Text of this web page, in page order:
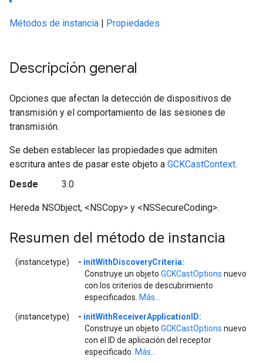
Métodos de instancia | Propiedades
Descripción general
Opciones que afectan la detección de dispositivos de
transmisión y el comportamiento de las sesiones de
transmisión.
Se deben establecer las propiedades que admiten
escritura antes de pasar este objeto a GCKCastContext.
Desde
3.0
Hereda NSObject, <NSCopy> y <NSSecureCoding>.
Resumen del método de instancia
(instancetype) - initWithDiscoveryCriteria:
Construye un objeto GCKCastOptions nuevo
con los criterios de descubrimiento
especificados. Más...
(instancetype) - initWithReceiverApplicationID:
Construye un objeto GCKCastOptions nuevo
con el ID de aplicación del receptor
especificado. Más...